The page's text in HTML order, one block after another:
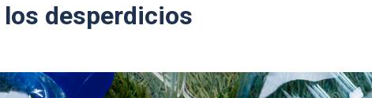
los desperdicios